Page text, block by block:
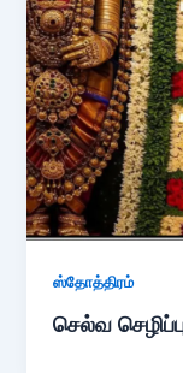
ஸ்தோத்திரம்
செல்வ